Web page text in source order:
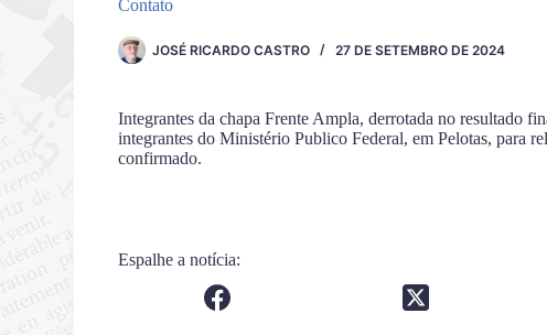
Contato
JOSÉ RICARDO CASTRO 27 DE SETEMBRO DE 2024
Integrantes da chapa Frente Ampla, derrotada no resultado
integrantes do Ministério Publico Federal, em Pelotas, para
confirmado.
Espalhe a notícia: